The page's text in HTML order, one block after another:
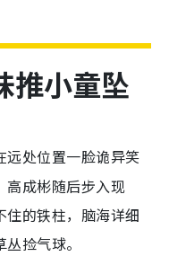
推小童坠
远处位置一脸诡异笑
高成彬随后步入现
的铁柱，脑海详细
捡气球。